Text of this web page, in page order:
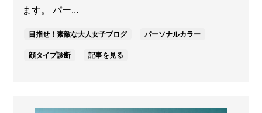
ます。 パー...
目指せ！素敵な大人女子ブログ パーソナルカラー
顔タイプ診断 記事を見る